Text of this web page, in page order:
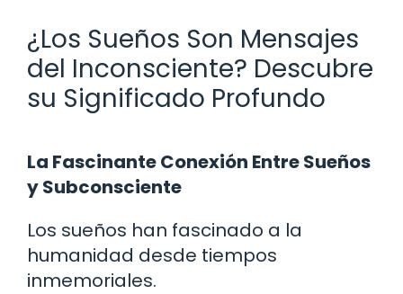
¿Los Sueños Son Mensajes
del Inconsciente? Descubre
su Significado Profundo
La Fascinante Conexión Entre Sueños
y Subconsciente
Los sueños han fascinado a la
humanidad desde tiempos
inmemoriales.